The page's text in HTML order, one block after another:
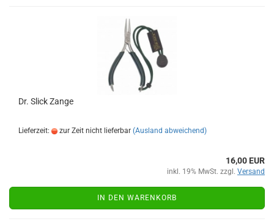
Dr. Slick Zange
Lieferzeit: zur Zeit nicht lieferbar (Ausland abweichend)
16,00 EUR
inkl. 19% MwSt. zzgl. Versand
IN DEN WARENKORB